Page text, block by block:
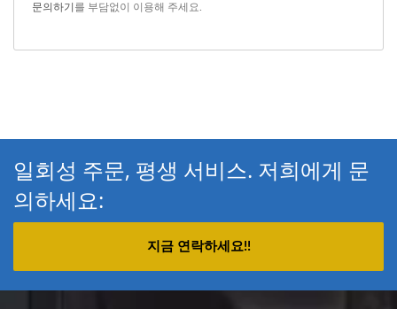
문의하기 를 부담없이 이용해 주세요.
일회성 주문, 평생 서비스. 저희에게 문
의하세요:
지금 연락하세요!!